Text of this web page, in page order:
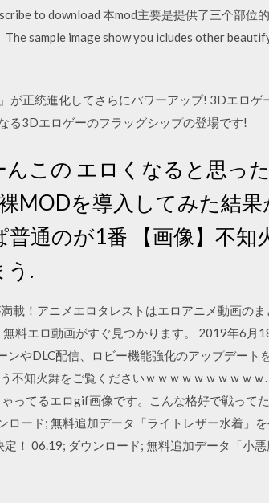
to download 本mod主要是提供了三个部位
sample image show you icludes other
正統進化してさらにパワーアップ! 3Dエロゲ
る3Dエロゲーのフラッグシップの登場です!
この エロくなると思っ
MODを導入してみた結果
通のが1番 【画像】不知
う.
載！アニメエロタレストはエロアニメ動画の
料エロ動画がすぐ見つかります。 2019年6月
やDLC配信、ロビー機能強化のアップデート
不知火舞をご覧くださいｗｗｗｗｗｗｗｗｗ
ってるエロgif画像です。こんな格好で戦って
ード; 無料追加データ「ライトレザー水着」を
！ 06.19; ダウンロード; 無料追加データ「小